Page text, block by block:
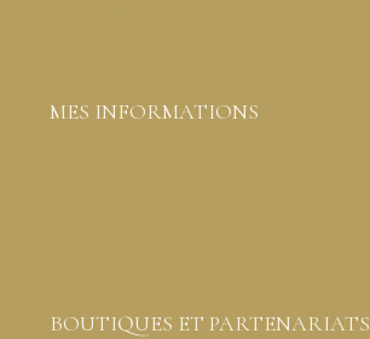
MES INFORMATIONS
BOUTIQUES ET PARTENARIATS